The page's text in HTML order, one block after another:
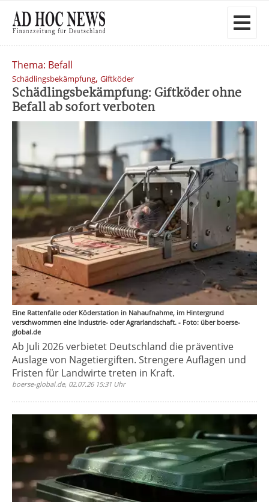
Thema: Befall
Schädlingsbekämpfung, Giftköder
Schädlingsbekämpfung: Giftköder ohne
Befall ab sofort verboten
Eine Rattenfalle oder Köderstation in Nahaufnahme, im Hintergrund
verschwommen eine Industrie- oder Agrarlandschaft. - Foto: über boerse-
global.de
Ab Juli 2026 verbietet Deutschland die präventive
Auslage von Nagetiergiften. Strengere Auflagen und
Fristen für Landwirte treten in Kraft.
boerse-global.de, 02.07.26 15:31 Uhr